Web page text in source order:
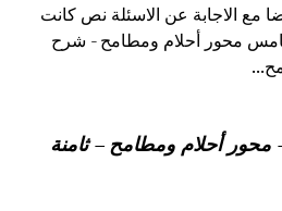
مع الاجابة عن الاسئلة نص كانت
عراضا المحور 5 الخامس محور أحلام ومطامح - شرح
أحلام ومطامح – ثامنة